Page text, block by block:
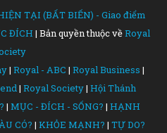
TẠI (BẤT BIẾN) - Giao điểm
ĐÍCH | Bản quyền thuộc vềRoyal
| Royal - ABC | Royal Business |
| Royal Society| Hội Thánh
| MỤC - ĐÍCH - SỐNG? | HẠNH
CÓ? | KHỎE MẠNH? | TỰ DO?